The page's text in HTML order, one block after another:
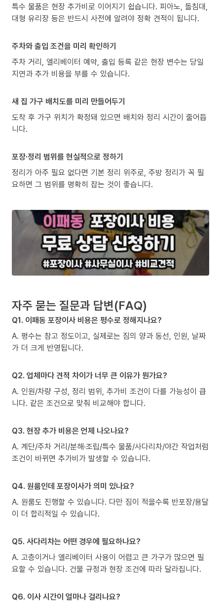
특수 물품은 현장 추가비로 이어지기 쉽습니다. 피아노, 돌침대,
대형 유리장 등은 반드시 사전에 알려야 정확 견적이 됩니다.
주차와 출입 조건을 미리 확인하기
주차 거리, 엘리베이터 예약, 출입 등록 같은 현장 변수는 당일
지연과 추가 비용을 부를 수 있습니다.
새 집 가구 배치도를 미리 만들어두기
도착 후 가구 위치가 확정돼 있으면 배치와 정리 시간이 줄어듭
니다.
포장·정리 범위를 현실적으로 정하기
정리가 아주 필요 없다면 기본 정리 위주로, 주방 정리가 꼭 필
요하면 그 범위를 명확히 잡는 것이 좋습니다.
자주 묻는 질문과 답변(FAQ)
Q1. 이패동 포장이사 비용은 평수로 정해지나요?
A. 평수는 참고 정도이고, 실제로는 짐의 양과 동선, 인원, 날짜
가 더 크게 반영됩니다.
Q2. 업체마다 견적 차이가 너무 큰 이유가 뭔가요?
A. 인원/차량 구성, 정리 범위, 추가비 조건이 다를 가능성이 큽
니다. 같은 조건으로 맞춰 비교해야 합니다.
Q3. 현장 추가 비용은 언제 나오나요?
A. 계단/주차 거리/분해·조립/특수 물품/사다리차/야간 작업처럼
조건이 바뀌면 추가비가 발생할 수 있습니다.
Q4. 원룸인데 포장이사가 의미 있나요?
A. 원룸도 진행할 수 있습니다. 다만 짐이 적을수록 반포장/용달
이 더 합리적일 수 있습니다.
Q5. 사다리차는 어떤 경우에 필요하나요?
A. 고층이거나 엘리베이터 사용이 어렵고 큰 가구가 많으면 필
요할 수 있습니다. 건물 규정과 현장 조건에 따라 달라집니다.
Q6. 이사 시간이 얼마나 걸리나요?